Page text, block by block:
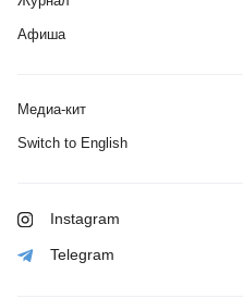
Афиша
Медиа-кит
Switch to English
Instagram
Telegram